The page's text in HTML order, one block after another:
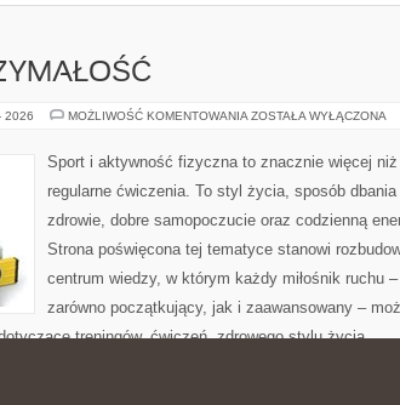
2026 MOŻLIWOŚĆ KOMENTOWANIA KARDIO
ZOSTAŁA WYŁĄCZONA
Sport i aktywność fizyczna to znacznie więcej
regularne ćwiczenia. To styl życia, sposób dbania
zdrowie, dobre samopoczucie oraz codzienną
Strona poświęcona tej tematyce stanowi
centrum wiedzy, w którym każdy miłośnik ruchu –
zarówno początkujący, jak i zaawansowany –
treningów, ćwiczeń, zdrowego stylu życia,